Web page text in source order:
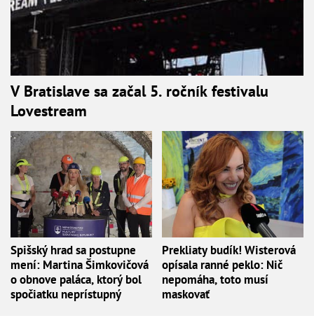
V Bratislave sa začal 5. ročník festivalu
Lovestream
Spišský hrad sa postupne
mení: Martina Šimkovičová
o obnove paláca, ktorý bol
spočiatku neprístupný
Prekliaty budík! Wisterová
opísala ranné peklo: Nič
nepomáha, toto musí
maskovať